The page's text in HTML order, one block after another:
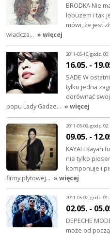
BRODKA Nie
łobuzem i tak
mówi, że jest
władcza… » więcej
2011-05-16, godz.
16.05. -
SADE W
tylko jedna
dorównać
popu Lady Gadze… » więcej
2011-05-09, godz.
09.05. -
KAYAH Kayah
nie tylko
komponuje i
firmy płytowej… » więcej
2011-05-02, godz.
02.05. -
DEPECHE
może od